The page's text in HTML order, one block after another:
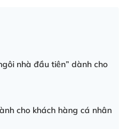
nhà đầu tiên” dành cho
cho khách hàng cá nhân